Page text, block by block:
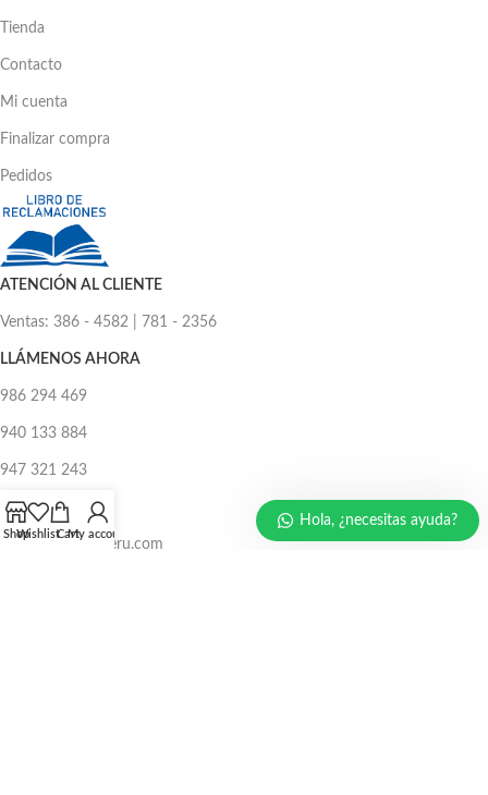
Tienda
Contacto
Mi cuenta
Finalizar compra
Pedidos
ATENCIÓN AL CLIENTE
Ventas: 386 - 4582 | 781 - 2356
LLÁMENOS AHORA
986 294 469
940 133 884
947 321 243
EMAIL:
ventas@protecperu.com
ShopWishlistCartMy account
Hola, ¿necesitas ayuda?